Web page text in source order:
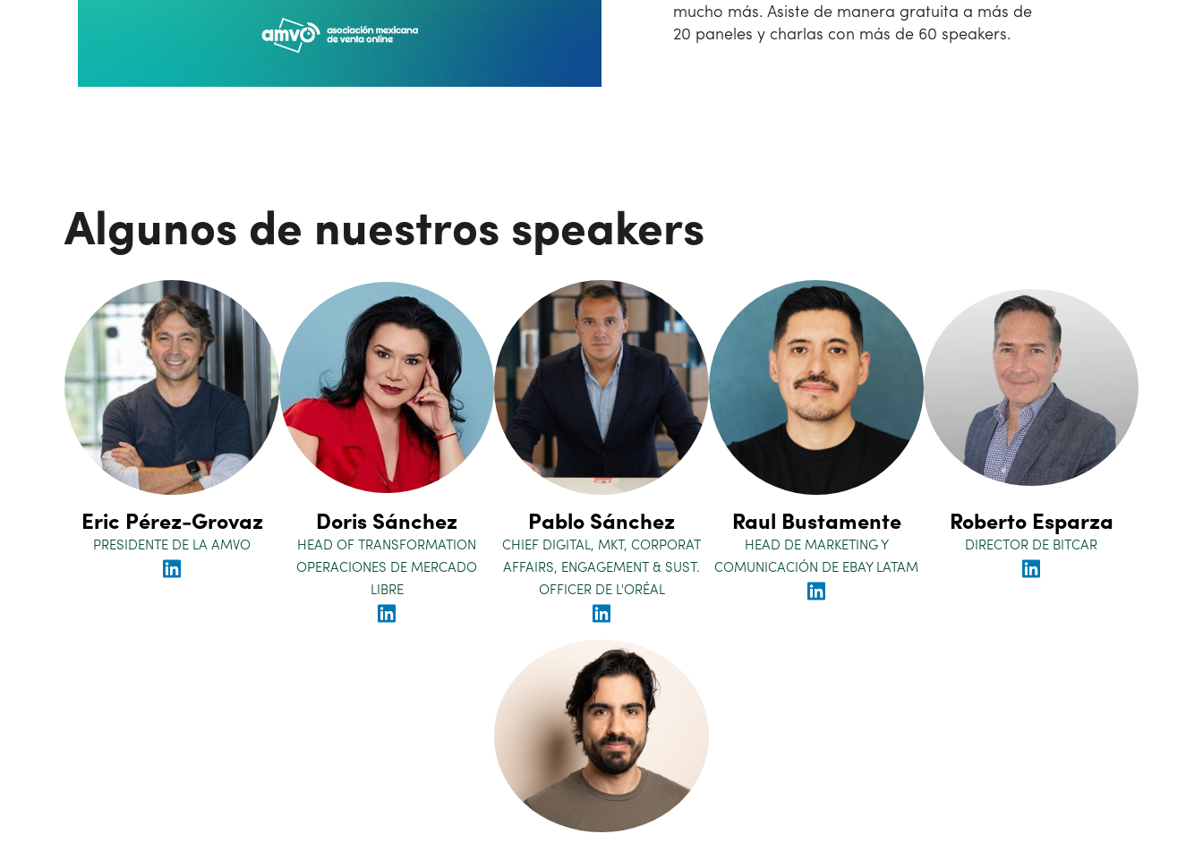
mucho más. Asiste de manera gratuita a más de
20 paneles y charlas con más de 60 speakers.
Algunos de nuestros speakers
Eric Pérez-Grovaz
PRESIDENTE DE LA AMVO
Doris Sánchez
HEAD OF TRANSFORMATION
OPERACIONES DE MERCADO
LIBRE
Pablo Sánchez
CHIEF DIGITAL, MKT, CORPORAT
AFFAIRS, ENGAGEMENT & SUST.
OFFICER DE L'ORÉAL
Raul Bustamente
HEAD DE MARKETING Y
COMUNICACIÓN DE EBAY LATAM
Roberto Esparza
DIRECTOR DE BITCAR